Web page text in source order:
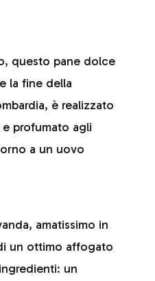
questo pane dolce
la fine della
è realizzato
profumato agli
a un uovo
amatissimo in
un ottimo affogato
un